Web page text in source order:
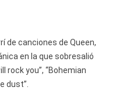
de canciones de Queen,
en la que sobresalió
rock you”, “Bohemian
dust”.